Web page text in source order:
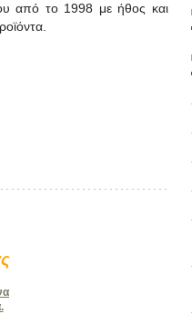
από το 1998 με ήθος και